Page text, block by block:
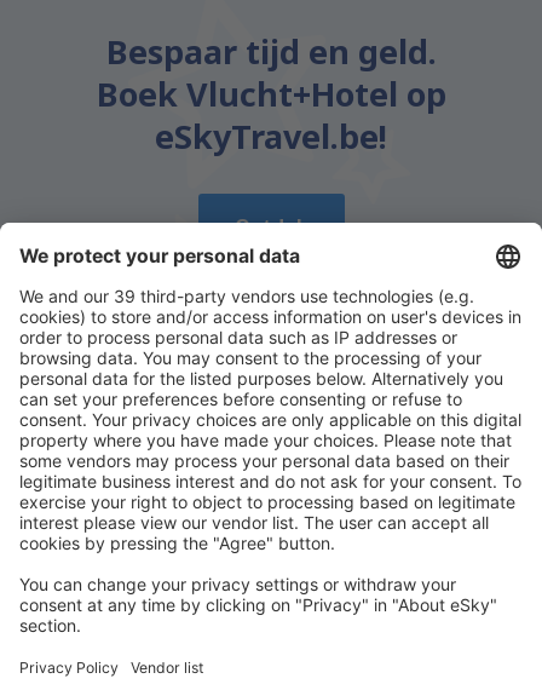
Bespaar tijd en geld.
Boek Vlucht+Hotel op
eSkyTravel.be!
Ontdek
Download onze appen plan gemakkelijk uw
reizen